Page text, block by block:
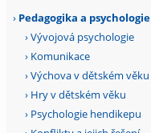
› Pedagogika a psychologie
›Vývojová psychologie
› Komunikace
›Výchova v dětském věku
› Hry v dětském věku
› Psychologie hendikepu